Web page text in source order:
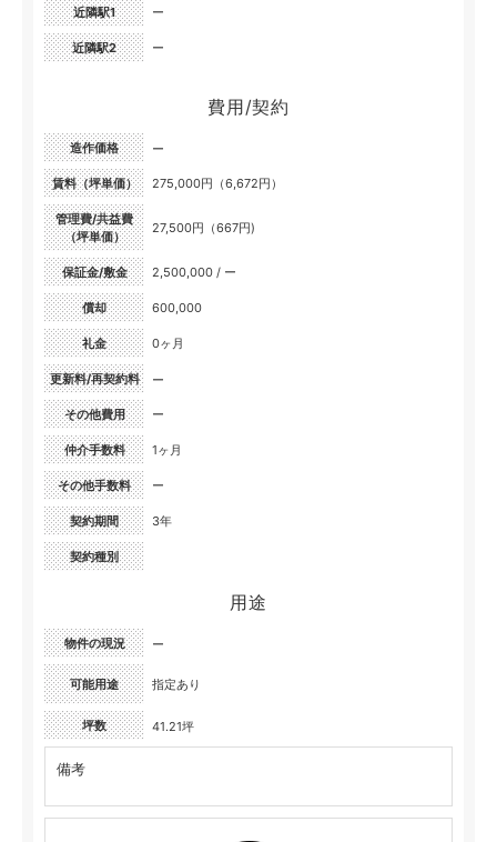
近隣駅1
ー
近隣駅2 ー
費用/契約
造作価格 ー
賃料（坪単価） 275,000円（6,672円）
管理費/共益費
（坪単価）
27,500円（667円)
保証金/敷金 2,500,000 / ー
償却 600,000
礼金 0ヶ月
更新料/再契約料 ー
その他費用 ー
仲介手数料 1ヶ月
その他手数料 ー
契約期間 3年
契約種別
用途
物件の現況 ー
可能用途 指定あり
坪数 41.21坪
備考